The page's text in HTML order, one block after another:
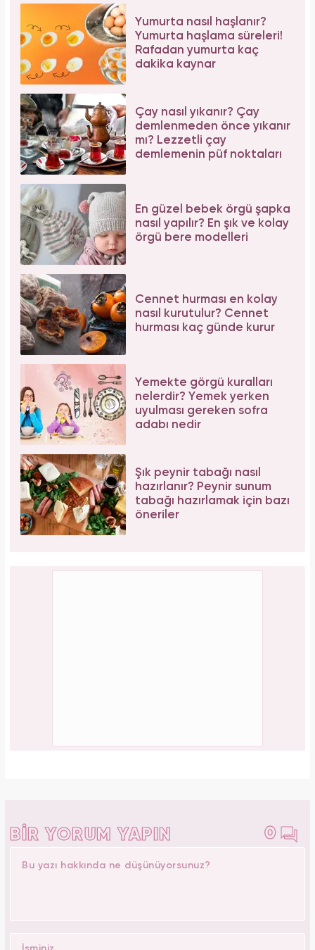
Yumurta nasıl haşlanır?
Yumurta haşlama süreleri!
Rafadan yumurta kaç
dakika kaynar
Çay nasıl yıkanır? Çay
demlenmeden önce yıkanır
mı? Lezzetli çay
demlemenin püf noktaları
En güzel bebek örgü şapka
nasıl yapılır? En şık ve kolay
örgü bere modelleri
Cennet hurması en kolay
nasıl kurutulur? Cennet
hurması kaç günde kurur
Yemekte görgü kuralları
nelerdir? Yemek yerken
uyulması gereken sofra
adabı nedir
Şık peynir tabağı nasıl
hazırlanır? Peynir sunum
tabağı hazırlamak için bazı
öneriler
BİR YORUM YAPIN 0